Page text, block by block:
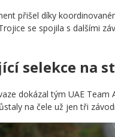
přišel díky
se spojila s dalšími
selekce na
dokázal tým UAE
na čele už jen tři